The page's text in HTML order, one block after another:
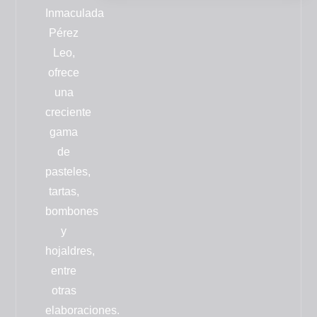
Inmaculada
Pérez
Leo,
ofrece
una
creciente
gama
de
pasteles,
tartas,
bombones
y
hojaldres,
entre
otras
elaboraciones.